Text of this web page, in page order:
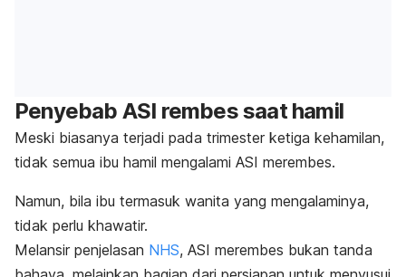
Penyebab ASI rembes saat hamil
Meski biasanya terjadi pada trimester ketiga kehamilan,
tidak semua ibu hamil mengalami ASI merembes.
Namun, bila ibu termasuk wanita yang mengalaminya,
tidak perlu khawatir.
Melansir penjelasan NHS, ASI merembes bukan tanda